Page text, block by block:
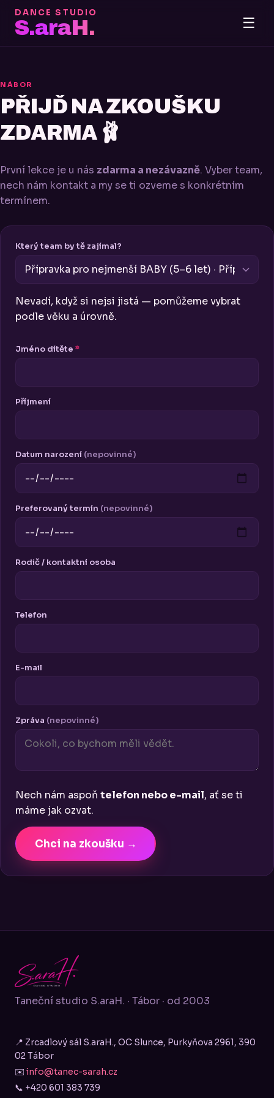
DANCE STUDIO
S.araH. ☰
NÁBOR
PŘIJĎ NA ZKOUŠKU
ZDARMA 🩰
První lekce je u nás zdarma a nezávazně. Vyber team,
nech nám kontakt a my se ti ozveme s konkrétním
termínem.
Který team by tě zajímal?
Nevadí, když si nejsi jistá — pomůžeme vybrat
podle věku a úrovně.
Jméno dítěte *
Příjmení
Datum narození (nepovinné)
Preferovaný termín (nepovinné)
Rodič / kontaktní osoba
Telefon
E-mail
Zpráva (nepovinné)
Nech nám aspoň telefon nebo e-mail, ať se ti
máme jak ozvat.
Chci na zkoušku →
Taneční studio S.araH. · Tábor · od 2003
📍 Zrcadlový sál S.araH., OC Slunce, Purkyňova 2961, 390
02 Tábor
✉️ info@tanec-sarah.cz
📞 +420 601 383 739